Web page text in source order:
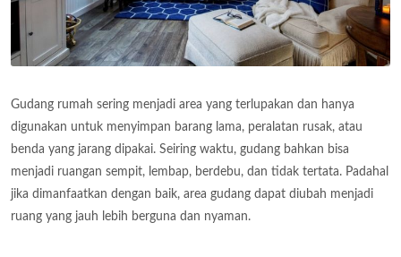
Gudang rumah sering menjadi area yang terlupakan dan hanya
digunakan untuk menyimpan barang lama, peralatan rusak, atau
benda yang jarang dipakai. Seiring waktu, gudang bahkan bisa
menjadi ruangan sempit, lembap, berdebu, dan tidak tertata. Padahal
jika dimanfaatkan dengan baik, area gudang dapat diubah menjadi
ruang yang jauh lebih berguna dan nyaman.